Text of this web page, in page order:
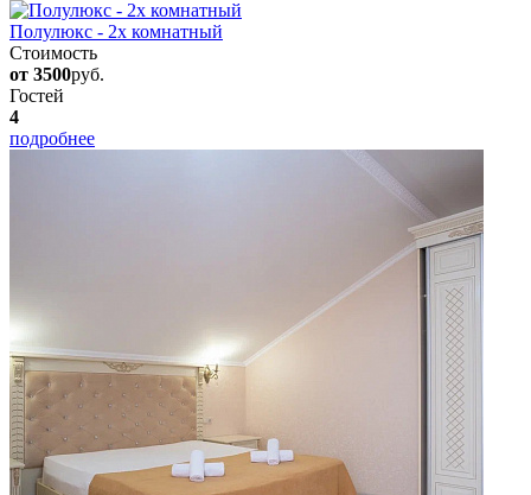
Полулюкс - 2х комнатный
Стоимость
от 3500руб.
Гостей
4
подробнее